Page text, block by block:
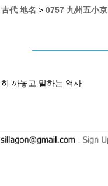
代 地名 >0757 九州五小京
까놓고 말하는 역사
-